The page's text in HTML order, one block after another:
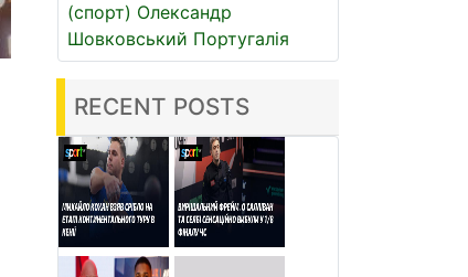
(спорт) Олександр
Шовковський Португалія
RECENT POSTS